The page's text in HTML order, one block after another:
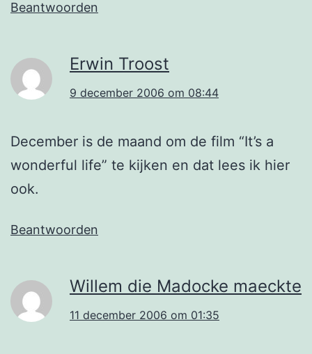
Beantwoorden
Erwin Troost
9 december 2006 om 08:44
December is de maand om de film “It’s a
wonderful life” te kijken en dat lees ik hier
ook.
Beantwoorden
Willem die Madocke maeckte
11 december 2006 om 01:35